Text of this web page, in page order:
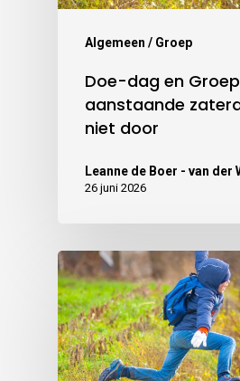
Algemeen / Groep
Doe-dag en
aanstaande
niet door
Leanne de Boer - van der
26 juni 2026